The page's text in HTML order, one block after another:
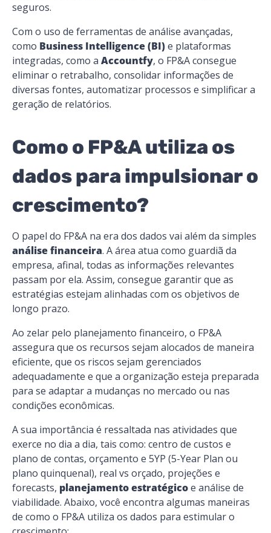
seguros.
Com o uso de ferramentas de análise avançadas,
como Business Intelligence (BI)e plataformas
integradas, como a Accountfy​​, o FP&A consegue
eliminar o retrabalho, consolidar informações de
diversas fontes, automatizar processos e simplificar a
geração de relatórios.
Como o FP&A utiliza os
dados para impulsionar o
crescimento?
O papel do FP&A na era dos dados vai além da simples
análise financeira. A área atua como guardiã da
empresa, afinal, todas as informações relevantes
passam por ela. Assim, consegue garantir que as
estratégias estejam alinhadas com os objetivos de
longo prazo.
Ao zelar pelo planejamento financeiro, o FP&A
assegura que os recursos sejam alocados de maneira
eficiente, que os riscos sejam gerenciados
adequadamente e que a organização esteja preparada
para se adaptar a mudanças no mercado ou nas
condições econômicas.
A sua importância é ressaltada nas atividades que
exerce no dia a dia, tais como: centro de custos e
plano de contas, orçamento e 5YP (5-Year Plan ou
plano quinquenal), real vs orçado, projeções e
forecasts, planejamento estratégicoe análise de
viabilidade. Abaixo, você encontra algumas maneiras
de como o FP&A utiliza os dados para estimular o